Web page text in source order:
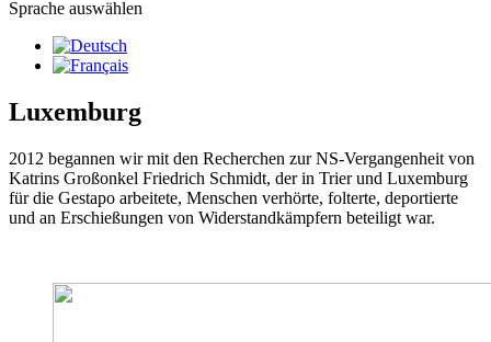
Sprache auswählen
Luxemburg
2012 begannen wir mit den Recherchen zur NS-Vergangenheit von
Katrins Großonkel Friedrich Schmidt, der in Trier und Luxemburg
für die Gestapo arbeitete, Menschen verhörte, folterte, deportierte
und an Erschießungen von Widerstandkämpfern beteiligt war.